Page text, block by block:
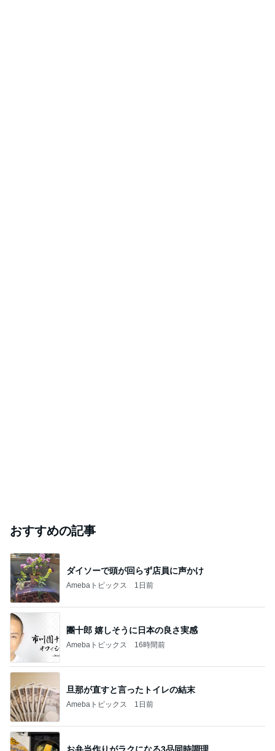
おすすめの記事
ダイソーで頭が回らず店員に声かけ
Amebaトピックス 1日前
團十郎 嬉しそうに日本の良さ実感
Amebaトピックス 16時間前
旦那が直すと言ったトイレの結末
Amebaトピックス 1日前
お弁当作りがラクになる3品同時調理